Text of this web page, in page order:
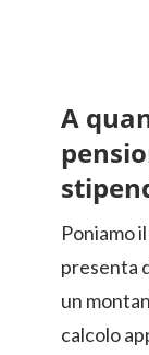
A
Poniamo
presenta
un
calcolo